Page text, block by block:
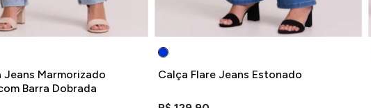
Jeans Marmorizado
Barra Dobrada
Calça Flare Jeans Estonado